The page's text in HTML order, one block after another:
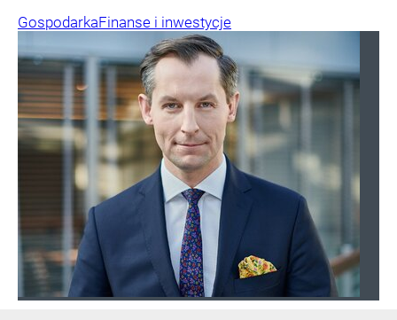
GospodarkaFinanse i inwestycje